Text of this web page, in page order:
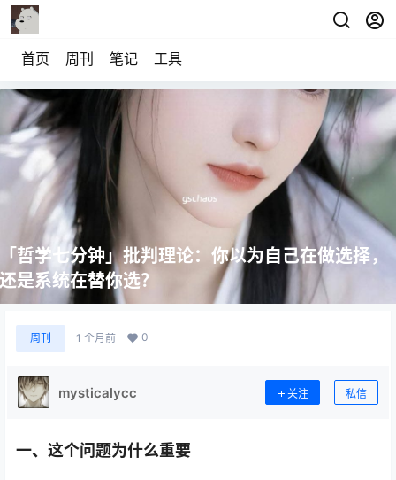
首页 周刊 笔记 工具
「哲学七分钟」批判理论：你以为自己在做选择，
还是系统在替你选？
周刊 1 个月前 0
mysticalycc 关注 私信
一、这个问题为什么重要